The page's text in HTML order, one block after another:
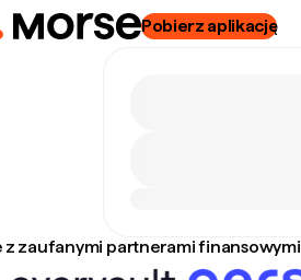
Pobierz aplikację
z zaufanymi partnerami finansowymi